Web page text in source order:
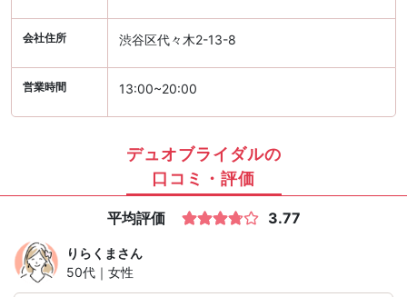
会社住所 渋谷区代々木2-13-8
営業時間 13:00~20:00
デュオブライダルの
口コミ・評価
平均評価 3.77
りらくま さん
50代｜女性